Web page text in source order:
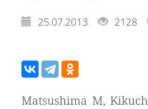
25.07.2013 2128
Matsushima M,